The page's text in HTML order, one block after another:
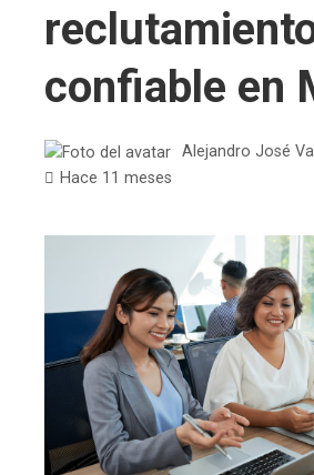
confiable en
Alejandro José
Hace 11 meses